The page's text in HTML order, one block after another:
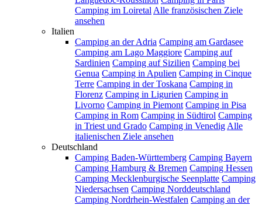
Camping im Loiretal Alle französischen Ziele
ansehen
Italien
Camping an der Adria Camping am Gardasee
Camping am Lago Maggiore Camping auf
Sardinien Camping auf Sizilien Camping bei
Genua Camping in Apulien Camping in Cinque
Terre Camping in der Toskana Camping in
Florenz Camping in Ligurien Camping in
Livorno Camping in Piemont Camping in Pisa
Camping in Rom Camping in Südtirol Camping
in Triest und Grado Camping in Venedig Alle
italienischen Ziele ansehen
Deutschland
Camping Baden-Württemberg Camping Bayern
Camping Hamburg & Bremen Camping Hessen
Camping Mecklenburgische Seenplatte Camping
Niedersachsen Camping Norddeutschland
Camping Nordrhein-Westfalen Camping an der